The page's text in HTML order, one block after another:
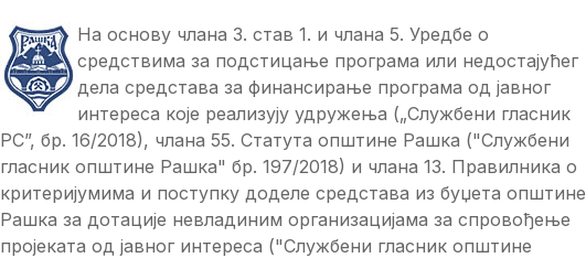
На основу члана 3. став 1. и члана 5. Уредбе о
средствима за подстицање програма или недостајућег
дела средстава за финансирање програма од јавног
интереса које реализују удружења („Службени гласник
РС”, бр. 16/2018), члана 55. Статута општине Рашка ("Службени
гласник општине Рашка" бр. 197/2018) и члана 13. Правилника о
критеријумима и поступку доделе средстава из буџета општине
Рашка за дотације невладиним организацијама за спровођење
пројеката од јавног интереса ("Службени гласник општине